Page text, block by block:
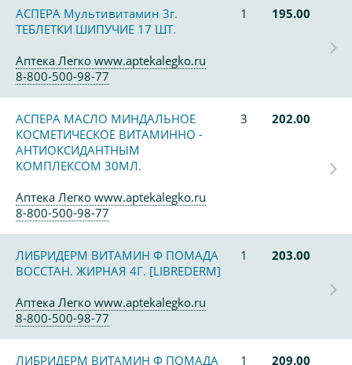
АСПЕРА Мультивитамин 3г.
ТЕБЛЕТКИ ШИПУЧИЕ 17 ШТ.
1 195.00
Аптека Легко www.aptekalegko.ru
8-800-500-98-77
АСПЕРА МАСЛО МИНДАЛЬНОЕ
КОСМЕТИЧЕСКОЕ ВИТАМИННО -
АНТИОКСИДАНТНЫМ
КОМПЛЕКСОМ 30МЛ.
3 202.00
Аптека Легко www.aptekalegko.ru
8-800-500-98-77
ЛИБРИДЕРМ ВИТАМИН Ф ПОМАДА
ВОССТАН. ЖИРНАЯ 4Г. [LIBREDERM]
1 203.00
Аптека Легко www.aptekalegko.ru
8-800-500-98-77
ЛИБРИДЕРМ ВИТАМИН Ф ПОМАДА
1 209.00